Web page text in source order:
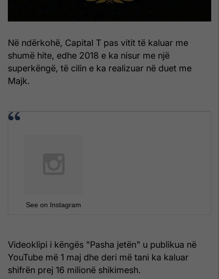
Në ndërkohë, Capital T pas vitit të kaluar me
shumë hite, edhe 2018 e ka nisur me një
superkëngë, të cilin e ka realizuar në duet me
Majk.
See on Instagram
Videoklipi i këngës "Pasha jetën" u publikua në
YouTube më 1 maj dhe deri më tani ka kaluar
shifrën prej 16 milionë shikimesh.